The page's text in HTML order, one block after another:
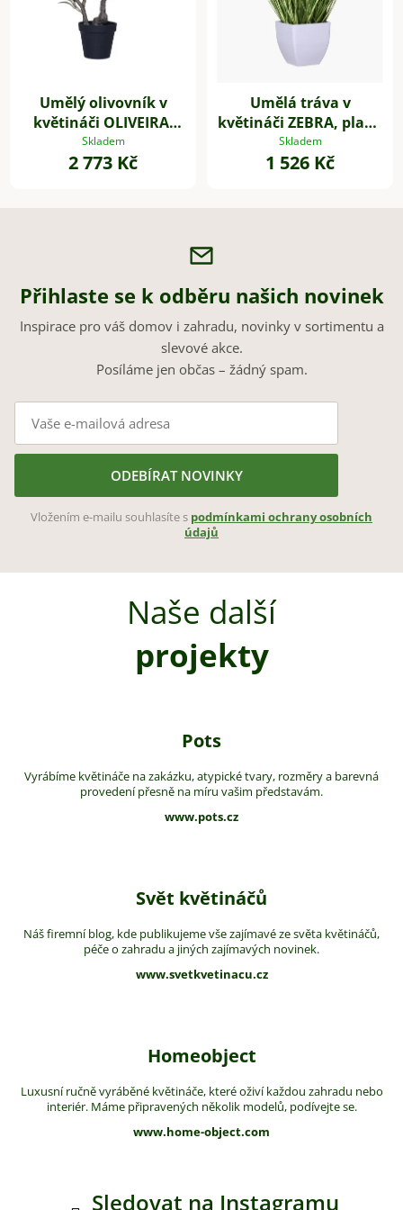
Umělý olivovník v
květináči OLIVEIRA,
plast, výška 60 cm
Skladem
2 773 Kč
Umělá tráva v
květináči ZEBRA, plast,
výška 80 cm, zelená
Skladem
1 526 Kč
Přihlaste se k odběru našich novinek
Inspirace pro váš domov i zahradu, novinky v sortimentu a
slevové akce.
Posíláme jen občas – žádný spam.
ODEBÍRAT NOVINKY
Vložením e-mailu souhlasíte s podmínkami ochrany osobních
údajů
Naše další
projekty
Pots
Vyrábíme květináče na zakázku, atypické tvary, rozměry a barevná
provedení přesně na míru vašim představám.
www.pots.cz
Svět květináčů
Náš firemní blog, kde publikujeme vše zajímavé ze světa květináčů,
péče o zahradu a jiných zajímavých novinek.
www.svetkvetinacu.cz
Homeobject
Luxusní ručně vyráběné květináče, které oživí každou zahradu nebo
interiér. Máme připravených několik modelů, podívejte se.
www.home-object.com
Sledovat na Instagramu